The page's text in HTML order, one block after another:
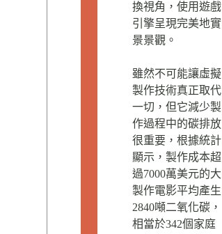
換視角，使用遊戲
引擎呈現完美地實
景景觀。
雖然不可能讓虛擬
製作技術真正取代
一切，但它減少製
作過程中的碳排放
很重要，根據統計
顯示，製作成本超
過7000萬美元的大
製作電影平均產生
2840噸二氧化碳，
相當於342個家庭